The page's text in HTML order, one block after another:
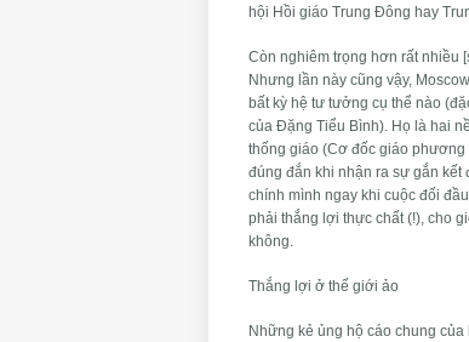
hội Hồi giáo Trung Đông hay
Còn nghiêm trọng hơn rất nhiều
Nhưng lần này cũng vậy,
bất kỳ hệ tư tưởng cụ thể nào
của Đặng Tiểu Bình). Họ là hai
thống giáo (Cơ đốc giáo
đúng đắn khi nhận ra sự gắn kết
chính mình ngay khi cuộc đối
phải thắng lợi thực chất (!), cho
không.
Thắng lợi ở thế giới ảo
Những kẻ ủng hộ cáo chung